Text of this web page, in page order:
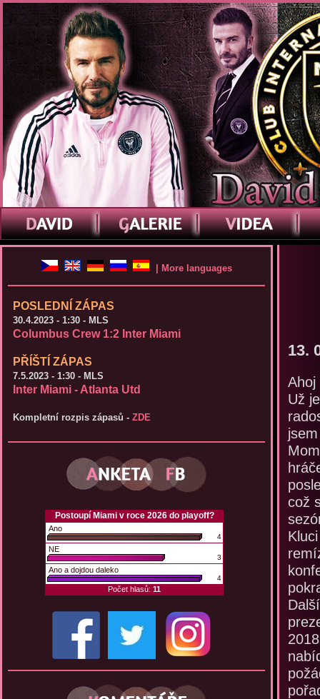
13.
Ahoj
Už
což
| More languages
POSLEDNÍ ZÁPAS
30.4.2023 - 1:30 - MLS
Columbus Crew 1:2 Inter Miami
PŘÍŠTÍ ZÁPAS
7.5.2023 - 1:30 - MLS
Inter Miami - Atlanta Utd
Kompletní rozpis zápasů - ZDE